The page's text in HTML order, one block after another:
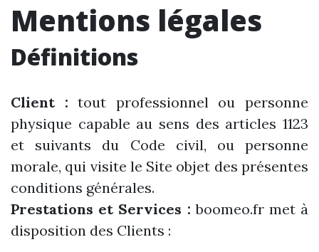
Mentions légales
Définitions
Client : tout professionnel ou personne
physique capable au sens des articles 1123
et suivants du Code civil, ou personne
morale, qui visite le Site objet des présentes
conditions générales.
Prestations et Services : boomeo.fr met à
disposition des Clients :